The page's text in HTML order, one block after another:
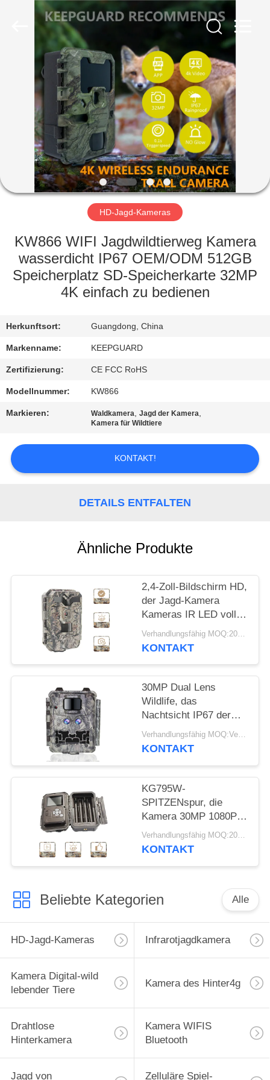
HAUSE
PRODUKTE
VIDEOS
ÜBER
WERKSBESICHTIGUNG
QUALITÄTSKONTROLLE
KONTAKT
MIT
UNS
NEUIGKEITEN
BITTE
UM
ANGEBOT
DATENSCHUTZRICHTLINIE
HD-Jagd-Kameras
KW866 WIFI Jagdwildtierweg Kamera
wasserdicht IP67 OEM/ODM 512GB
Speicherplatz SD-Speicherkarte 32MP
4K einfach zu bedienen
Herkunftsort: Guangdong, China
Markenname: KEEPGUARD
Zertifizierung: CE FCC RoHS
Modellnummer: KW866
Markieren: Waldkamera,Jagd der Kamera,
Kamera für Wildtiere
KONTAKT!
DETAILS ENTFALTEN
Ähnliche Produkte
2,4-Zoll-Bildschirm HD,
der Jagd-Kamera
Kameras IR LED volle
HD 1080P Hinterjagt Verhandlungsfähig MOQ:20pcs
KONTAKT
30MP Dual Lens
Wildlife, das
Nachtsicht IP67 der
Kamera-1080P jagt
Verhandlungsfähig MOQ:Verkäuflich
KONTAKT
KG795W-
SPITZENspur, die
Kamera 30MP 1080P
HD für Tier der wild
lebenden Tiere jagt
Verhandlungsfähig MOQ:20pcs
KONTAKT
Beliebte Kategorien Alle
HD-Jagd-Kameras Infrarotjagdkamera
Kamera Digital-wild
lebender Tiere
Kamera des Hinter4g
Drahtlose
Hinterkamera
Kamera WIFIS
Bluetooth
Jagd von Zelluläre Spiel-